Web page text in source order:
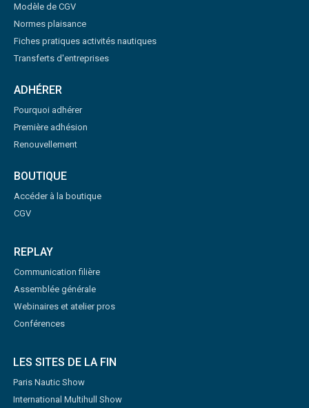
Modèle de CGV
Normes plaisance
Fiches pratiques activités nautiques
Transferts d'entreprises
ADHÉRER
Pourquoi adhérer
Première adhésion
Renouvellement
BOUTIQUE
Accéder à la boutique
CGV
REPLAY
Communication filière
Assemblée générale
Webinaires et atelier pros
Conférences
LES SITES DE LA FIN
Paris Nautic Show
International Multihull Show